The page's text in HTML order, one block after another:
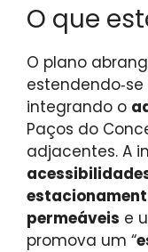
O que
O plano
integrando o
Paços do
adjacentes. A
permeáveis e
promova um “